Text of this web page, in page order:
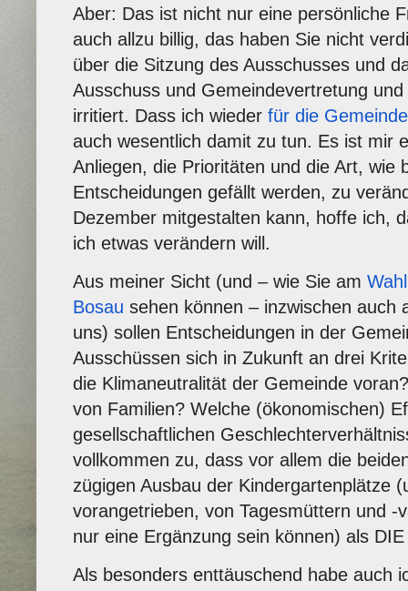
Aber: Das ist nicht nur eine persönliche
auch allzu billig, das haben Sie nicht
über die Sitzung des Ausschusses und
Ausschuss und Gemeindevertretung
irritiert. Dass ich wieder für die
auch wesentlich damit zu tun. Es ist mir
Anliegen, die Prioritäten und die Art, wie
Entscheidungen gefällt werden, zu
Dezember mitgestalten kann, hoffe ich,
ich etwas verändern will.
Aus meiner Sicht (und – wie Sie am
Bosau sehen können – inzwischen auch
uns) sollen Entscheidungen in der
Ausschüssen sich in Zukunft an drei
die Klimaneutralität der Gemeinde
von Familien? Welche (ökonomischen)
gesellschaftlichen
vollkommen zu, dass vor allem die
zügigen Ausbau der Kindergartenplätze
vorangetrieben, von Tagesmüttern und -
nur eine Ergänzung sein können) als
Als besonders enttäuschend habe auch